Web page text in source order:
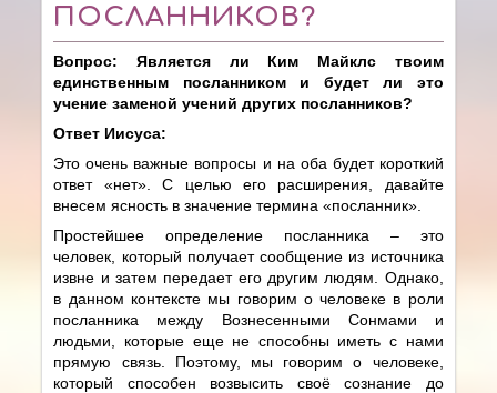
ПОСЛАННИКОВ?
Вопрос: Является ли Ким Майклс твоим
единственным посланником и будет ли это
учение заменой учений других посланников?
Ответ Иисуса:
Это очень важные вопросы и на оба будет короткий
ответ «нет». С целью его расширения, давайте
внесем ясность в значение термина «посланник».
Простейшее определение посланника – это
человек, который получает сообщение из источника
извне и затем передает его другим людям. Однако,
в данном контексте мы говорим о человеке в роли
посланника между Вознесенными Сонмами и
людьми, которые еще не способны иметь с нами
прямую связь. Поэтому, мы говорим о человеке,
который способен возвысить своё сознание до